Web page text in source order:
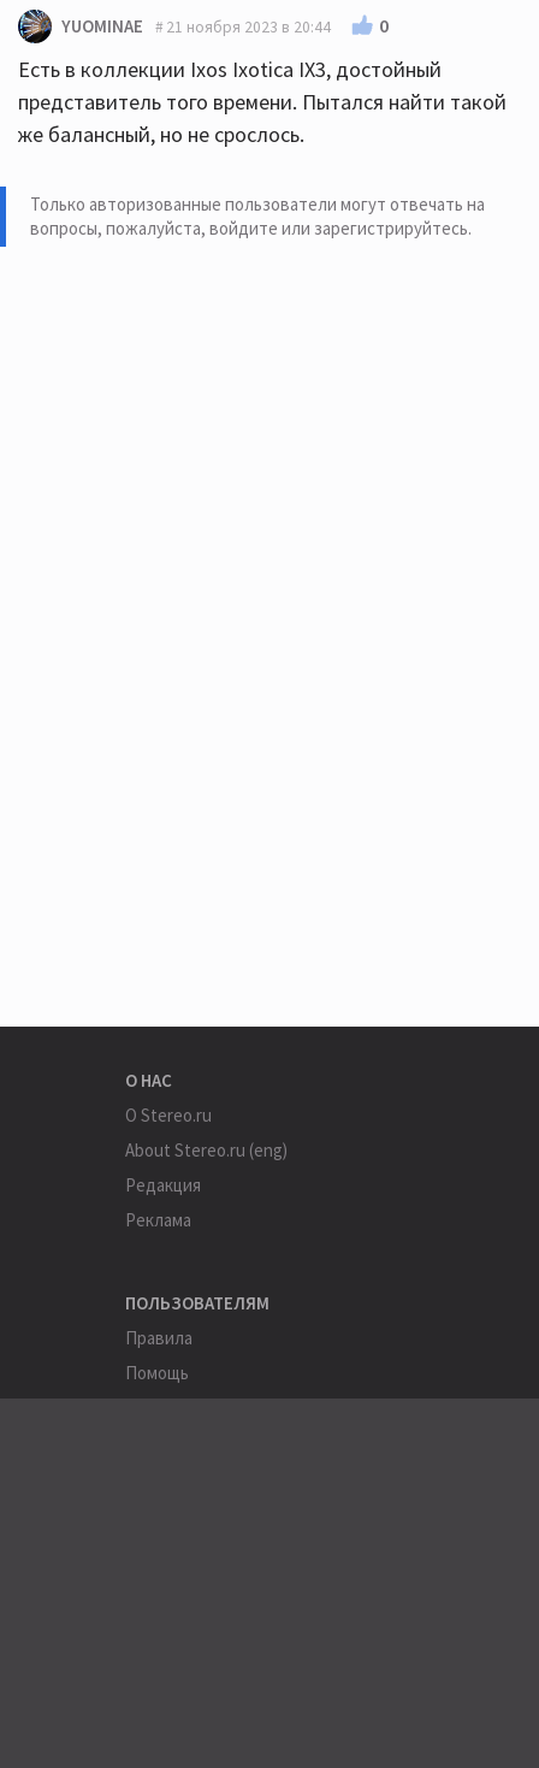
YUOMINAE 21 ноября 2023 в 20:44 0
Есть в коллекции Ixos Ixotica IX3, достойный
представитель того времени. Пытался найти такой
же балансный, но не срослось.
Только авторизованные пользователи могут отвечать на
вопросы, пожалуйста, войдите или зарегистрируйтесь.
О НАС
О Stereo.ru
About Stereo.ru (eng)
Редакция
Реклама
ПОЛЬЗОВАТЕЛЯМ
Правила
Помощь